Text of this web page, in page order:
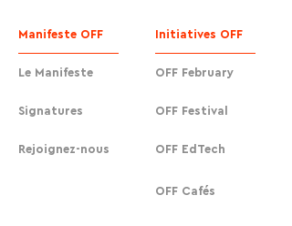
Manifeste OFF
Le Manifeste
Signatures
Rejoignez-nous
Initiatives OFF
OFF February
OFF Festival
OFF EdTech
OFF Cafés